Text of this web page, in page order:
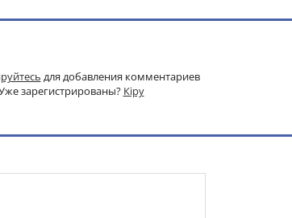
для добавления комментариев
зарегистрированы? Кіру